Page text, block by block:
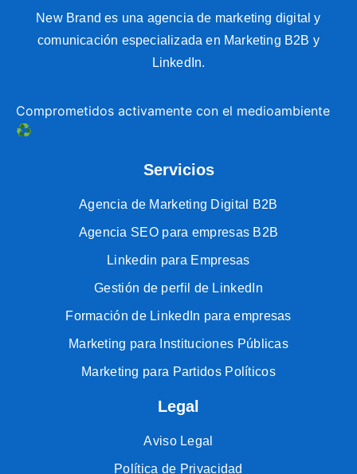
New Brand es una agencia de marketing digital y
comunicación especializada en Marketing B2B y
LinkedIn.
Comprometidos activamente con el medioambiente
♻️
Servicios
Agencia de Marketing Digital B2B
Agencia SEO para empresas B2B
Linkedin para Empresas
Gestión de perfil de LinkedIn
Formación de LinkedIn para empresas
Marketing para Instituciones Públicas
Marketing para Partidos Políticos
Legal
Aviso Legal
Política de Privacidad